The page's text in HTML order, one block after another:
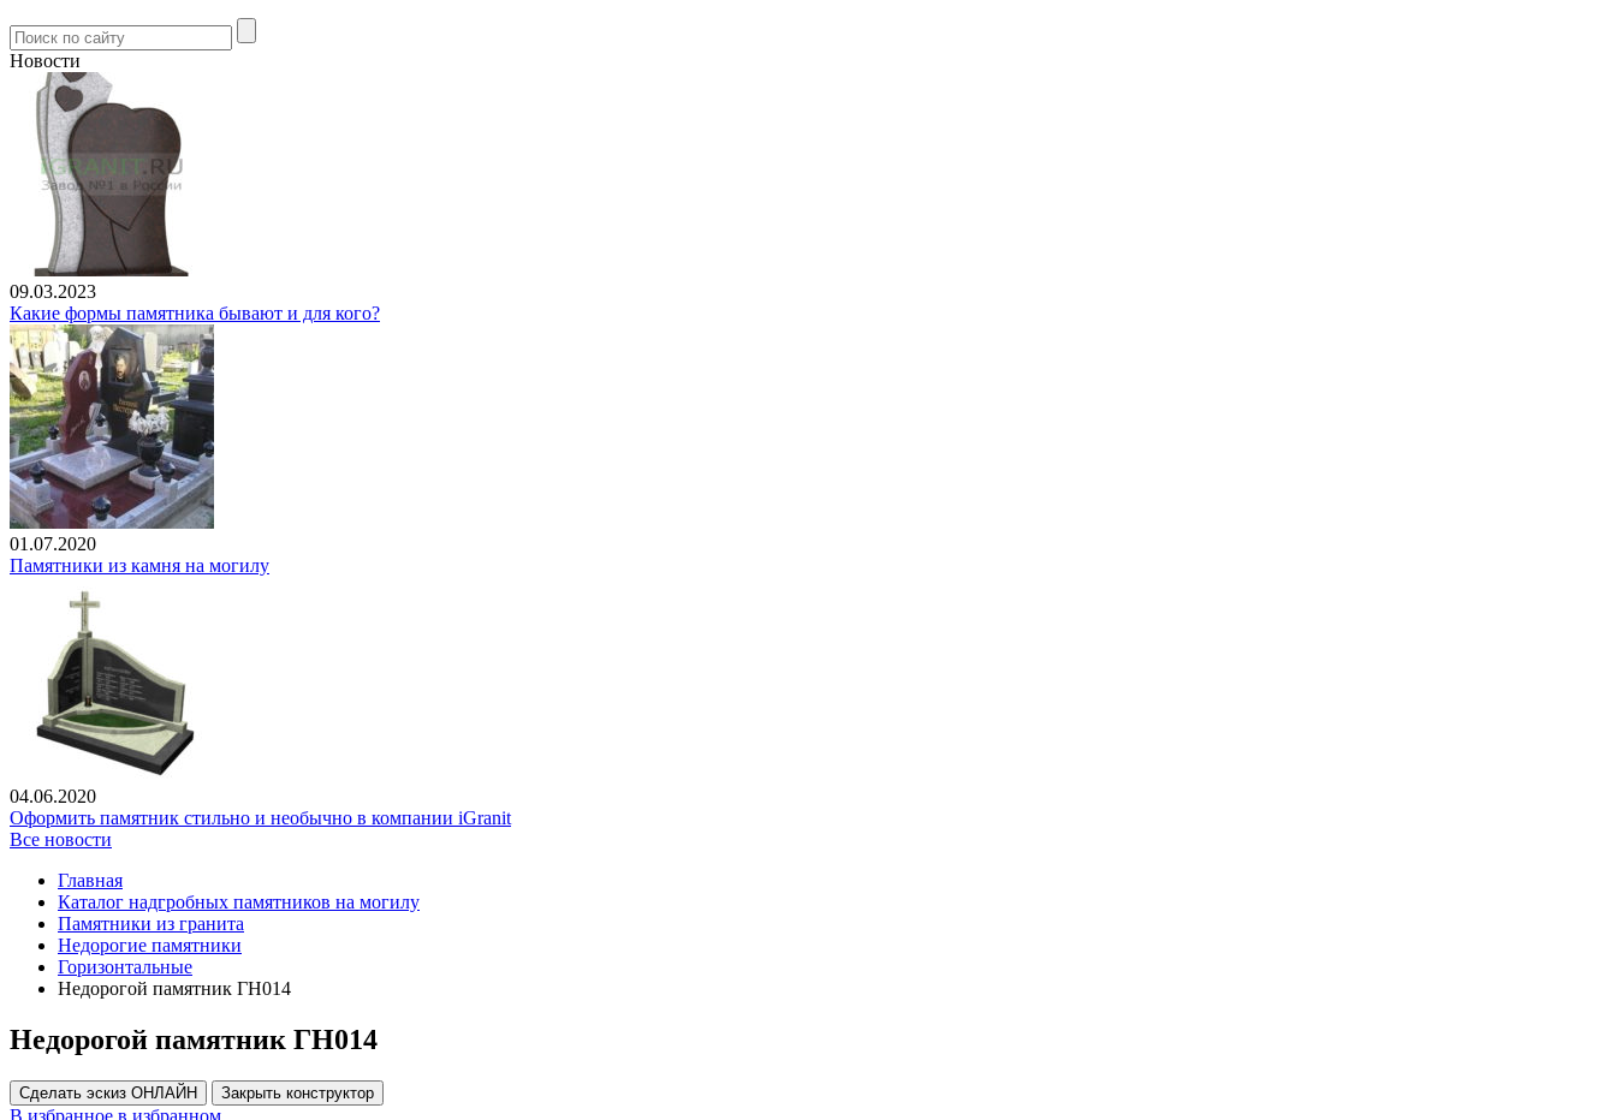
Новости
09.03.2023
Какие формы памятника бывают и для кого?
01.07.2020
Памятники из камня на могилу
04.06.2020
Оформить памятник стильно и необычно в компании iGranit
Все новости
Главная
Каталог надгробных памятников на могилу
Памятники из гранита
Недорогие памятники
Горизонтальные
Недорогой памятник ГН014
Недорогой памятник ГН014
Сделать эскиз ОНЛАЙН Закрыть конструктор